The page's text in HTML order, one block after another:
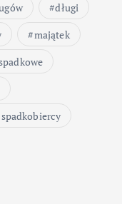
długi
majątek
spadkobiercy